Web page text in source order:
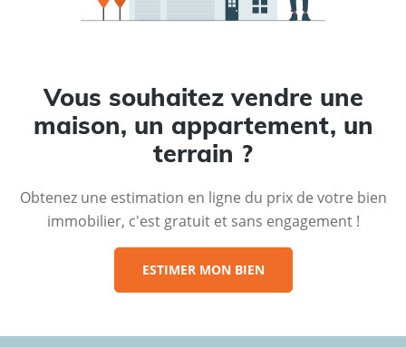
Vous souhaitez vendre une
maison, un appartement, un
terrain ?
Obtenez une estimation en ligne du prix de votre bien
immobilier, c'est gratuit et sans engagement !
ESTIMER MON BIEN